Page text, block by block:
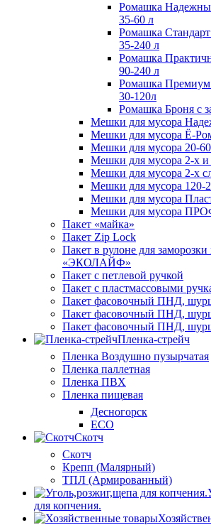
Ромашка
35-60 л
Ромашка
35-240 л
Ромашка
90-240 л
Ромашка
30-120л
Ромашка Броня с
Мешки для мусора
Мешки для мусора Ё-
Мешки для мусора 20-
Мешки для мусора 2-х
Мешки для мусора 2-х
Мешки для мусора 120-
Мешки для мусора
Мешки для мусора
Пакет «майка»
Пакет Zip Lock
Пакет в рулоне для
«ЭКОЛАЙФ»
Пакет с петлевой ручкой
Пакет с пластмассовыми
Пакет фасовочный ПНД,
Пакет фасовочный ПНД,
Пакет фасовочный ПНД,
Пленка-стрейч
Пленка Воздушно пузырчатая
Пленка паллетная
Пленка ПВХ
Пленка пищевая
Десногорск
ECO
Скотч
Скотч
Крепп (Малярный)
ТПЛ (Армированный)
для копчения.